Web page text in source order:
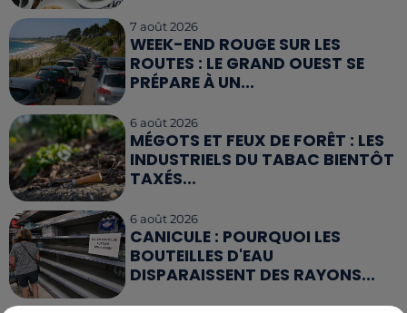
7 août 2026
WEEK-END ROUGE SUR LES
ROUTES : LE GRAND OUEST SE
PRÉPARE À UN...
6 août 2026
MÉGOTS ET FEUX DE FORÊT : LES
INDUSTRIELS DU TABAC BIENTÔT
TAXÉS...
6 août 2026
CANICULE : POURQUOI LES
BOUTEILLES D'EAU
DISPARAISSENT DES RAYONS...